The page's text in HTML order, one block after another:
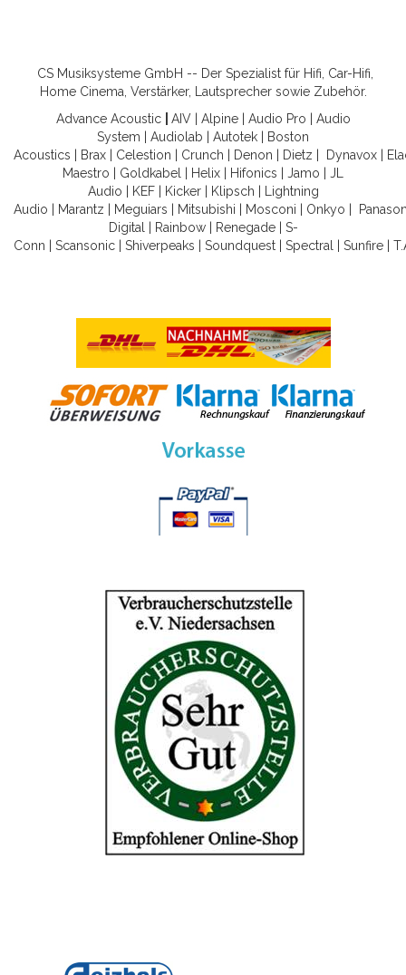
CS Musiksysteme GmbH -- Der Spezialist für Hifi, Car-Hifi,
Home Cinema, Verstärker, Lautsprecher sowie Zubehör.
Advance Acoustic
AIV| Alpine| Audio Pro
Audio
System
Audiolab Autotek
Boston
Acoustics
Brax Celestion Crunch Denon Dietz Dynavox
Maestro
Goldkabel Helix Hifonics Jamo
JL
Audio
KEF| Kicker| Klipsch
Lightning
Audio
Marantz Meguiars Mitsubishi Mosconi Onkyo
Digital| Rainbow| Renegade| S-
Conn
Scansonic Shiverpeaks Soundquest Spectral Sunfire